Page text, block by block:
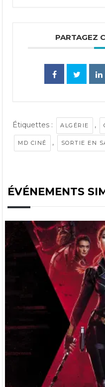
PARTAGEZ
Étiquettes : ALGÉRIE ,
MD CINÉ , SORTIE EN
ÉVÉNEMENTS